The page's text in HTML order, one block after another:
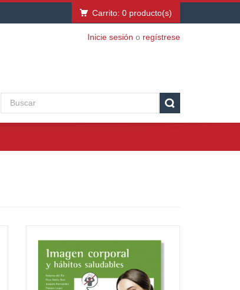
Carrito: 0 producto(s)
Inicie sesión o regístrese